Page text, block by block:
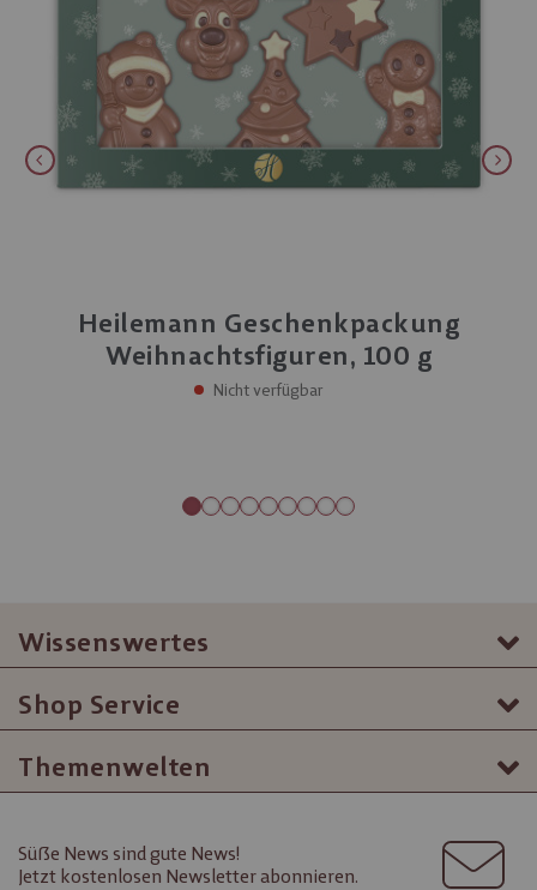
Heilemann Geschenkpackung
Weihnachtsfiguren, 100 g
Nicht verfügbar
Wissenswertes
Shop Service
Themenwelten
Süße News sind gute News!
Jetzt kostenlosen Newsletter abonnieren.